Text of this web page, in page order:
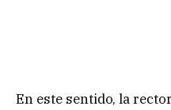
En este sentido, la